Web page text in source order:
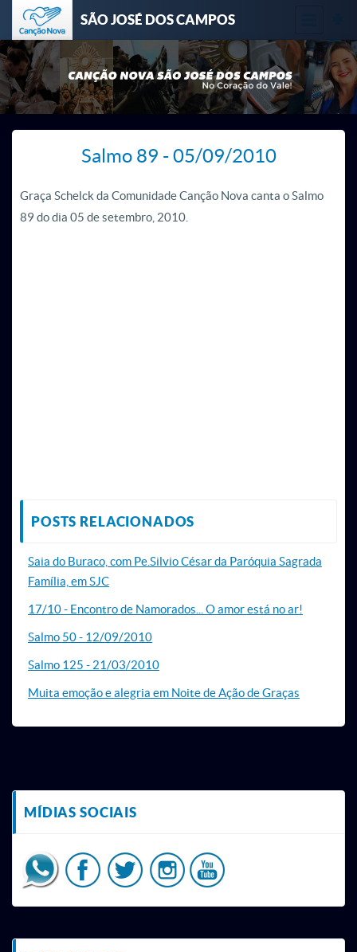
SÃO JOSÉ DOS CAMPOS
Salmo 89 - 05/09/2010
Graça Schelck da Comunidade Canção Nova canta o Salmo
89 do dia 05 de setembro, 2010.
POSTS RELACIONADOS
Saia do Buraco, com Pe.Silvio César da Paróquia Sagrada
Família, em SJC
17/10 - Encontro de Namorados... O amor está no ar!
Salmo 50 - 12/09/2010
Salmo 125 - 21/03/2010
Muita emoção e alegria em Noite de Ação de Graças
MÍDIAS SOCIAIS